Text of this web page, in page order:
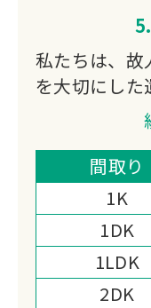
私たちは、故
を大切にした
不用品買取
想い出の品
迅速かつ丁
を込めた対
ております。
心の負担を
いたします。
間取り
1K
1DK
1LDK
2DK